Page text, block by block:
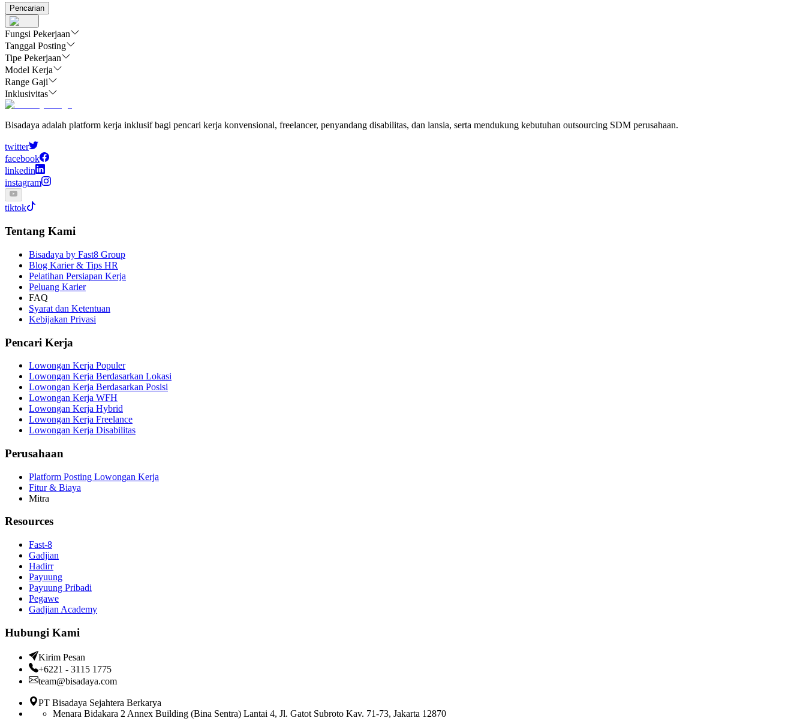
Pencarian
Fungsi Pekerjaan
Tanggal Posting
Tipe Pekerjaan
Model Kerja
Range Gaji
Inklusivitas
Bisadaya adalah platform kerja inklusif bagi pencari kerja konvensional, freelancer, penyandang disabilitas, dan lansia, serta mendukung kebutuhan outsourcing SDM perusahaan.
twitter
facebook
linkedin
instagram
tiktok
Tentang Kami
Bisadaya by Fast8 Group
Blog Karier & Tips HR
Pelatihan Persiapan Kerja
Peluang Karier
FAQ
Syarat dan Ketentuan
Kebijakan Privasi
Pencari Kerja
Lowongan Kerja Populer
Lowongan Kerja Berdasarkan Lokasi
Lowongan Kerja Berdasarkan Posisi
Lowongan Kerja WFH
Lowongan Kerja Hybrid
Lowongan Kerja Freelance
Lowongan Kerja Disabilitas
Perusahaan
Platform Posting Lowongan Kerja
Fitur & Biaya
Mitra
Resources
Fast-8
Gadjian
Hadirr
Payuung
Payuung Pribadi
Pegawe
Gadjian Academy
Hubungi Kami
Kirim Pesan
+6221 - 3115 1775
team@bisadaya.com
PT Bisadaya Sejahtera Berkarya
Menara Bidakara 2 Annex Building (Bina Sentra) Lantai 4, Jl. Gatot Subroto Kav. 71-73, Jakarta 12870